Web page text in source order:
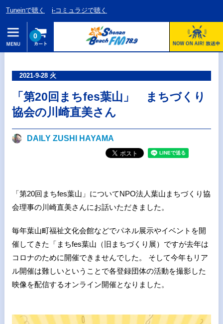
Tuneinで聴く i-コミュラジで聴く
0
2021-9-28 火
「第20回まちfes葉山」 まちづくり
協会の川崎直美さん
DAILY ZUSHI HAYAMA
「第20回まちfes葉山」についてNPO法人葉山まちづくり協
会理事の川崎直美さんにお話いただきました。
毎年葉山町福祉文化会館などでパネル展示やイベントを開
催してきた「まちfes葉山（旧まちづくり展）ですが去年は
コロナのために開催できませんでした。 そして今年もリア
ル開催は難しいということで各登録団体の活動を撮影した
映像を配信するオンライン開催となりました。